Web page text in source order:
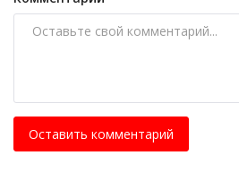
Оставить комментарий